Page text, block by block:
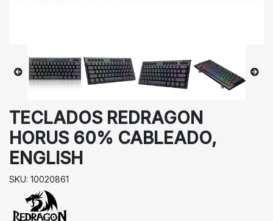
TECLADOS REDRAGON
HORUS 60% CABLEADO,
ENGLISH
SKU: 10020861